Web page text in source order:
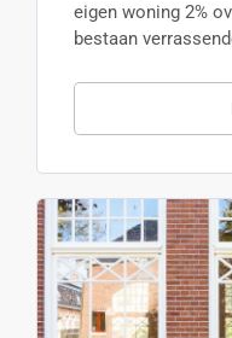
eigen woning 2%
bestaan